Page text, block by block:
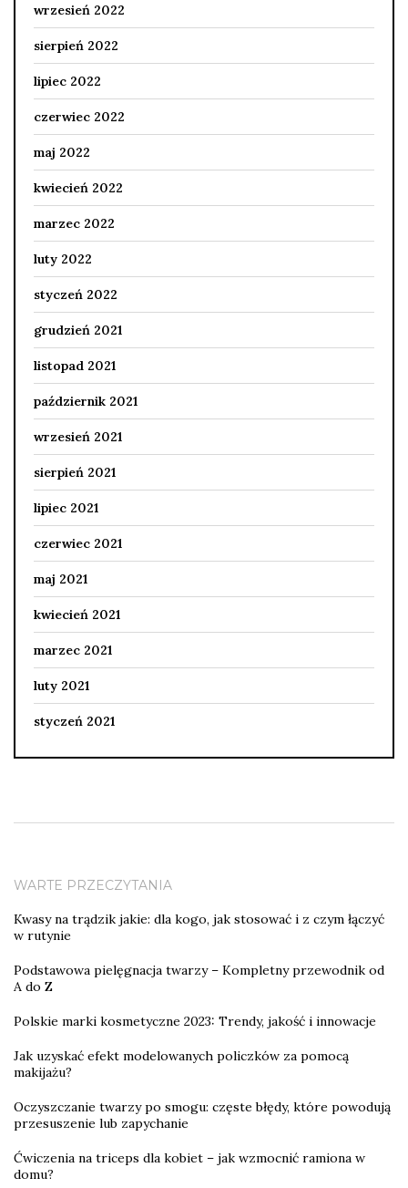
wrzesień 2022
sierpień 2022
lipiec 2022
czerwiec 2022
maj 2022
kwiecień 2022
marzec 2022
luty 2022
styczeń 2022
grudzień 2021
listopad 2021
październik 2021
wrzesień 2021
sierpień 2021
lipiec 2021
czerwiec 2021
maj 2021
kwiecień 2021
marzec 2021
luty 2021
styczeń 2021
WARTE PRZECZYTANIA
Kwasy na trądzik jakie: dla kogo, jak stosować i z czym łączyć
w rutynie
Podstawowa pielęgnacja twarzy – Kompletny przewodnik od
A do Z
Polskie marki kosmetyczne 2023: Trendy, jakość i innowacje
Jak uzyskać efekt modelowanych policzków za pomocą
makijażu?
Oczyszczanie twarzy po smogu: częste błędy, które powodują
przesuszenie lub zapychanie
Ćwiczenia na triceps dla kobiet – jak wzmocnić ramiona w
domu?